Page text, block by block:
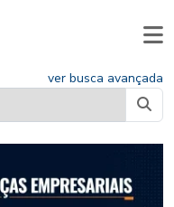
ver busca avançada